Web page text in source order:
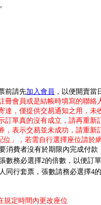
前請先加入會員 ，以便開賣
冊會員或是結帳時填寫的聯
達，僅提供交易通知之用，
訂單真的沒有成立，請再重
表示交易並未成功，請重新
」，若需自行選擇座位請於
消費者沒有於期限內完成付
數務必選擇2的倍數，以便訂
同行套票，張數請務必選擇4
規定時間內更改座位